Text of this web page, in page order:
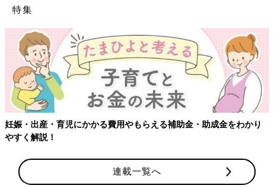
特集
妊娠・出産・育児にかかる費用やもらえる補助金・助成金をわかり
やすく解説！
連載一覧へ